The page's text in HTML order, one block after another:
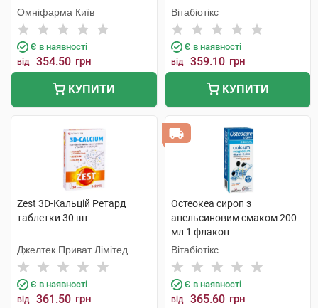
Омніфарма Київ
Є в наявності
від 354.50 грн
КУПИТИ
Вітабіотікс
Є в наявності
від 359.10 грн
КУПИТИ
Zest 3D-Кальцій Ретард
таблетки 30 шт
Джелтек Приват Лімітед
Є в наявності
від 361.50 грн
Остеокеа сироп з
апельсиновим смаком 200
мл 1 флакон
Вітабіотікс
Є в наявності
від 365.60 грн